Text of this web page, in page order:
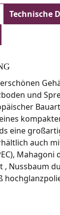
Technische
und
eine
auch
Mahagoni
, Nussbaum